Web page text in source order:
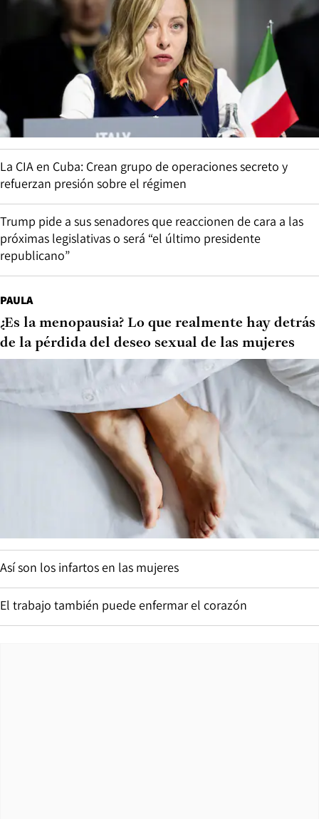
La CIA en Cuba: Crean grupo de operaciones secreto y
refuerzan presión sobre el régimen
Trump pide a sus senadores que reaccionen de cara a las
próximas legislativas o será “el último presidente
republicano”
PAULA
¿Es la menopausia? Lo que realmente hay detrás
de la pérdida del deseo sexual de las mujeres
Así son los infartos en las mujeres
El trabajo también puede enfermar el corazón